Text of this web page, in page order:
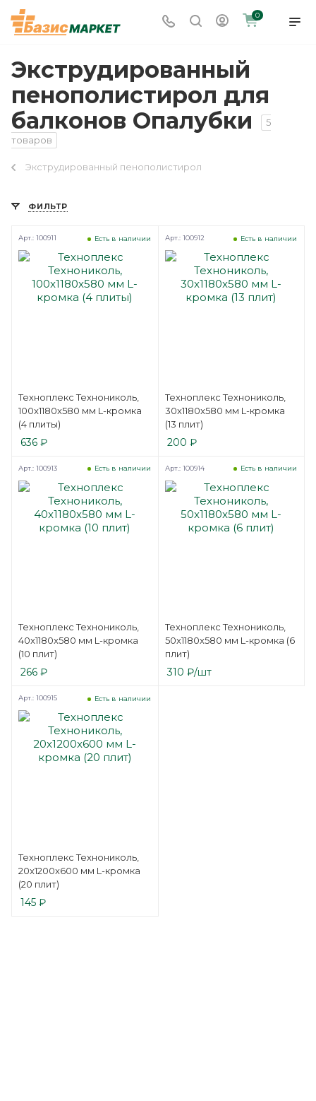
0
Экструдированный
пенополистирол для
балконов Опалубки
5
товаров
Экструдированный пенополистирол
ФИЛЬТР
Техноплекс Технониколь,
100x1180x580 мм L-кромка
(4 плиты)
Есть в наличии
Арт.: 100911
636 ₽
Техноплекс Технониколь,
30x1180x580 мм L-кромка
(13 плит)
Есть в наличии
Арт.: 100912
200 ₽
Техноплекс Технониколь,
40x1180x580 мм L-кромка
(10 плит)
Есть в наличии
Арт.: 100913
266 ₽
Техноплекс Технониколь,
50x1180x580 мм L-кромка (6
плит)
Есть в наличии
Арт.: 100914
310 ₽/шт
Техноплекс Технониколь,
20x1200x600 мм L-кромка
(20 плит)
Есть в наличии
Арт.: 100915
145 ₽